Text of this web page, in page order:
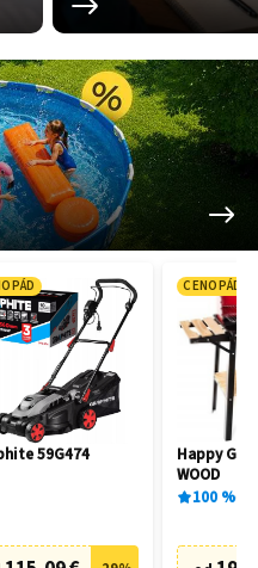
59G474
CENOPÁD
Happy
WOOD
100%